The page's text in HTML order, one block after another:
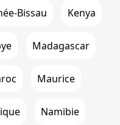
Bissau Kenya
Madagascar
Maurice
Namibie